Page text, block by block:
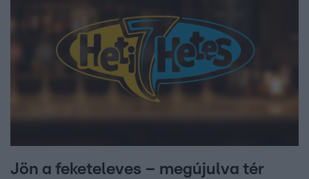
Jön a feketeleves – megújulva tér